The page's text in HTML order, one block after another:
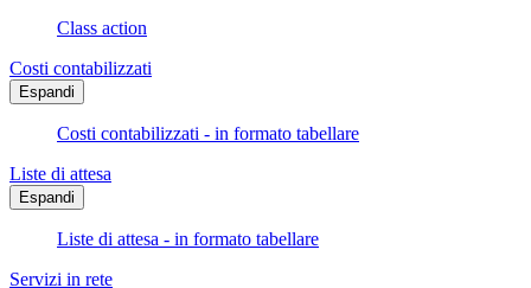
Class action
Costi contabilizzati
Espandi
Costi contabilizzati - in formato tabellare
Liste di attesa
Espandi
Liste di attesa - in formato tabellare
Servizi in rete